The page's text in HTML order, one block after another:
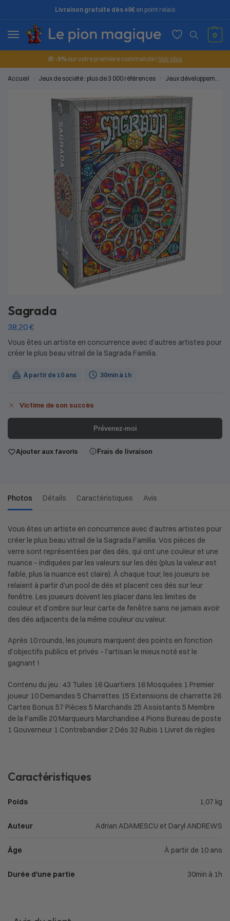
Livraison gratuite dès 49€ en point relais
0
🎁 -5% sur votre première commande ! Voir plus
Accueil Jeux de société : plus de 3 000 références Jeux développements et constructions
Sagrada
38,20€
Vous êtes un artiste en concurrence avec d’autres artistes pour
créer le plus beau vitrail de la Sagrada Familia.
À partir de 10 ans 30min à 1h
Victime de son succès
Prévenez-moi
Ajouter aux favoris Frais de livraison
Photos Détails Caractéristiques Avis
Vous êtes un artiste en concurrence avec d’autres artistes pour
créer le plus beau vitrail de la Sagrada Familia. Vos pièces de
verre sont représentées par des dés, qui ont une couleur et une
nuance – indiquées par les valeurs sur les dés (plus la valeur est
faible, plus la nuance est claire). À chaque tour, les joueurs se
relaient à partir d’un pool de dés et placent ces dés sur leur
fenêtre. Les joueurs doivent les placer dans les limites de
couleur et d’ombre sur leur carte de fenêtre sans ne jamais avoir
des dés adjacents de la même couleur ou valeur.
Après 10 rounds, les joueurs marquent des points en fonction
d’objectifs publics et privés – l’artisan le mieux noté est le
gagnant !
Contenu du jeu : 43 Tuiles 16 Quartiers 16 Mosquées 1 Premier
joueur 10 Demandes 5 Charrettes 15 Extensions de charrette 26
Cartes Bonus 57 Pièces 5 Marchands 25 Assistants 5 Membre
de la Famille 20 Marqueurs Marchandise 4 Pions Bureau de poste
1 Gouverneur 1 Contrebandier 2 Dés 32 Rubis 1 Livret de règles
Caractéristiques
Poids 1,07 kg
Auteur Adrian ADAMESCU et Daryl ANDREWS
Âge À partir de 10 ans
Durée d'une partie 30min à 1h